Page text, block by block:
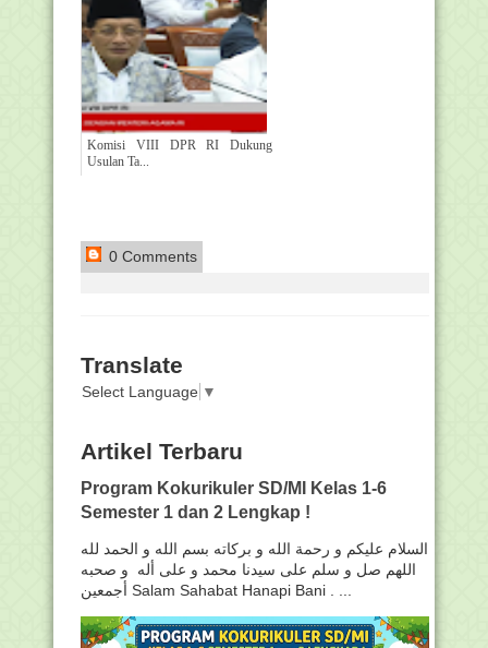
Komisi VIII DPR RI Dukung
Usulan Ta...
0 Comments
Translate
Select Language ▼
Artikel Terbaru
Program Kokurikuler SD/MI Kelas 1-6
Semester 1 dan 2 Lengkap !
السلام عليكم و رحمة الله و بركاته بسم الله و الحمد لله
اللهم صل و سلم على سيدنا محمد و على أله و صحبه
أجمعين Salam Sahabat Hanapi Bani . ...